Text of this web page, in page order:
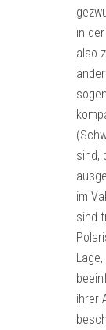
in
also
sind,
im
sind
ihrer